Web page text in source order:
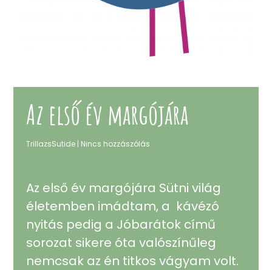
Az első év margójára
TrillazsSutide Nincs hozzászólás
Az első év margójára Sütni világ
életemben imádtam, a kávézó
nyitás pedig a Jóbarátok című
sorozat sikere óta valószínűleg
nemcsak az én titkos vágyam volt.